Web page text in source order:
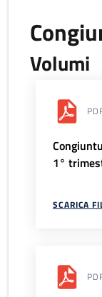
Volumi
1°
SCARICA